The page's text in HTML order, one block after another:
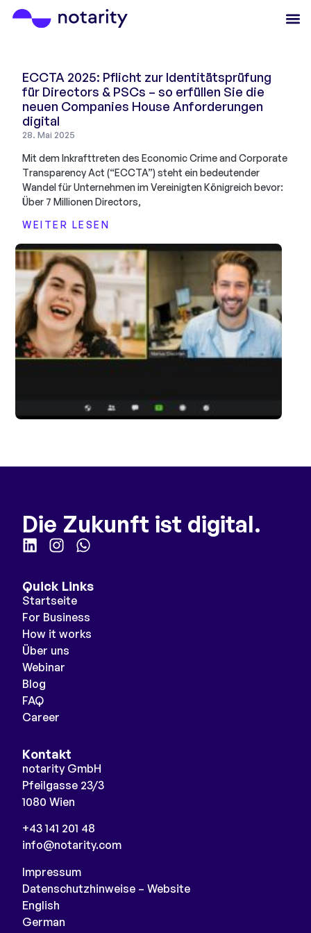
ECCTA 2025: Pflicht zur Identitätsprüfung
für Directors & PSCs – so erfüllen Sie die
neuen Companies House Anforderungen
digital
28. Mai 2025
Mit dem Inkrafttreten des Economic Crime and Corporate
Transparency Act (“ECCTA”) steht ein bedeutender
Wandel für Unternehmen im Vereinigten Königreich bevor:
Über 7 Millionen Directors,
WEITER LESEN
Die Zukunft ist digital.
Quick Links
Startseite
For Business
How it works
Über uns
Webinar
Blog
FAQ
Career
Kontakt
notarity GmbH
Pfeilgasse 23/3
1080 Wien
+43 141 201 48
info@notarity.com
Impressum
Datenschutzhinweise – Website
English
German